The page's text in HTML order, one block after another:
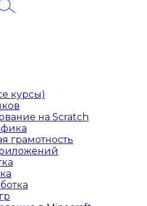
курсы)
на Scratch
грамотность